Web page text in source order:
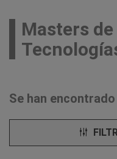
Masters
Se han